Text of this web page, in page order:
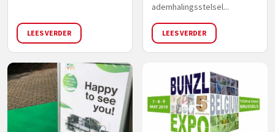
LEES VERDER
ademhalingsstelsel...
LEES VERDER